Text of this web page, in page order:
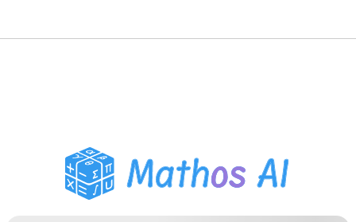
مساعد واجبات PDF
أدوات الدراسة